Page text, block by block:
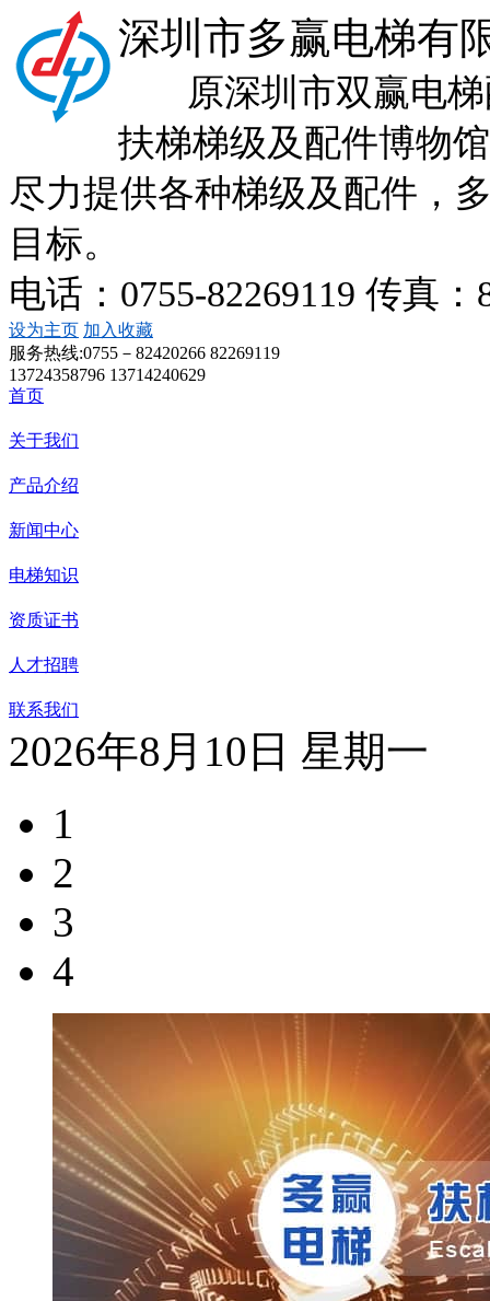
深圳市多赢电梯有
原深圳市双赢电梯
扶梯梯级及配件博物
尽力提供各种梯级及配件，
目标。
电话：0755-82269119 传真
设为主页 加入收藏
服务热线:0755－82420266 82269119
13724358796 13714240629
首页
关于我们
产品介绍
新闻中心
电梯知识
资质证书
人才招聘
联系我们
2026年8月10日 星期一
1
2
3
4